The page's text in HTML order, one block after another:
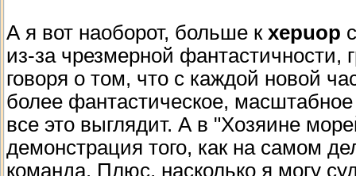
А я вот наоборот, больше к xepuop
из-за чрезмерной
говоря о том, что с каждой новой
более фантастическое,
все это выглядит. А в "Хозяине
демонстрация того, как на самом
команда. Плюс, насколько я могу